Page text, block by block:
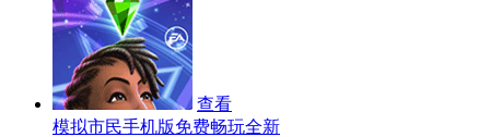
查看
模拟市民手机版免费畅玩全新